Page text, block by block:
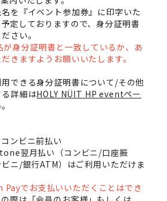
を『イベント参加券』に印字いた
定しておりますので、身分証明書
さい。
身分証明書と一致しているか、あ
きますようお願いいたします。
できる身分証明書について/その他
詳細はHOLY NÜIT HP eventペー
ンビニ前払い
翌月払い（コンビニ/口座振
ニ/銀行ATM）はご利用いただけま
でお支払いいただくことはでき